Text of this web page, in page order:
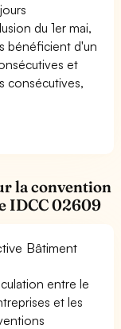
du 1er mai,
bénéficient d'un
et
consécutives,
la convention
IDCC 02609
Bâtiment
entre le
et les